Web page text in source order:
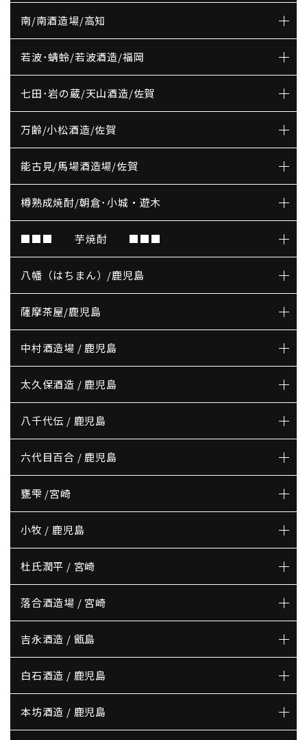
南/南酒造場/高知
若波･蜻蛉/若波酒造/福岡
七田･岩の蔵/天山酒造/佐賀
万齢/小松酒造/佐賀
能古見/馬場酒造場/佐賀
樽熟成焼酎/朝倉･小城・遊木
■■■ 芋焼酎 ■■■
八幡（はちまん）/鹿児島
薩摩茶屋/鹿児島
中村酒造場 / 鹿児島
太久保酒造 / 鹿児島
八千代伝 / 鹿児島
六代目百合 / 鹿児島
甕雫 /宮崎
小牧 / 鹿児島
杜氏潤平 / 宮崎
落合酒造場 / 宮崎
吉永酒造 / 甑島
白石酒造 / 鹿児島
本坊酒造 / 鹿児島